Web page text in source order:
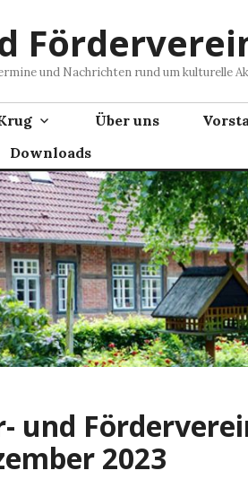
und Nachrichten rund um kulturelle
Über uns
Downloads
und
2023